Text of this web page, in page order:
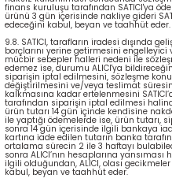
finans kuruluşu tarafından SATICI'ya
ürünü 3 gün içerisinde nakliye gideri
edeceğini kabul, beyan ve taahhüt eder.
9.8. SATICI, tarafların iradesi dışında
borçlarını yerine getirmesini
mücbir sebepler halleri nedeni ile
edemez ise, durumu ALICI'ya
siparişin iptal edilmesini, sözleşme
değiştirilmesini ve/veya teslimat
kalkmasına kadar ertelenmesini
tarafından siparişin iptal edilmesi
ürün tutarı 14 gün içinde kendisine
ile yaptığı ödemelerde ise, ürün tutarı,
sonra 14 gün içerisinde ilgili bankaya
kartına iade edilen tutarın banka
ortalama sürecin 2 ile 3 haftayı
sonra ALICI’nın hesaplarına
ilgili olduğundan, ALICI, olası
kabul, beyan ve taahhüt eder.